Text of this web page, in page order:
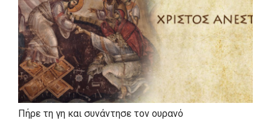
Πήρε τη γη και συνάντησε τον ουρανό